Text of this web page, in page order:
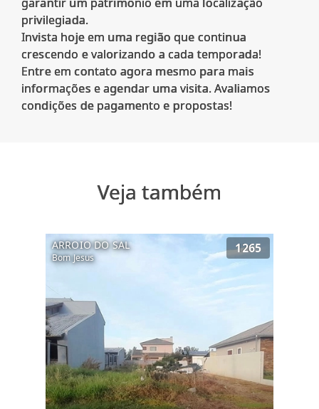
privilegiada.
Invista hoje em uma região que continua
crescendo e valorizando a cada temporada!
Entre em contato agora mesmo para mais
informações e agendar uma visita. Avaliamos
Veja também
ARROIO DO SAL
Bom Jesus
1265